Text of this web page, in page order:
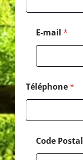
E-mail *
Téléphone*
Code Postal